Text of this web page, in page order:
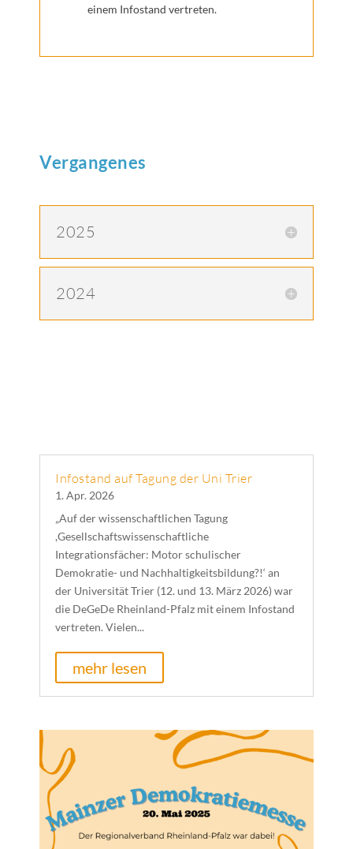
einem Infostand vertreten.
Vergangenes
2025
2024
Infostand auf Tagung der Uni Trier
1. Apr. 2026
„Auf der wissenschaftlichen Tagung
,Gesellschaftswissenschaftliche
Integrationsfächer: Motor schulischer
Demokratie- und Nachhaltigkeitsbildung?!‘ an
der Universität Trier (12. und 13. März 2026) war
die DeGeDe Rheinland-Pfalz mit einem Infostand
vertreten. Vielen...
mehr lesen